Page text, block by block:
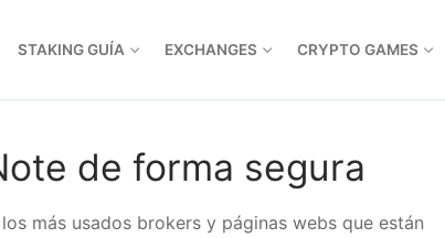
STAKING GUÍA EXCHANGES CRYPTO GAMES
de forma segura
más usados brokers y páginas webs que están